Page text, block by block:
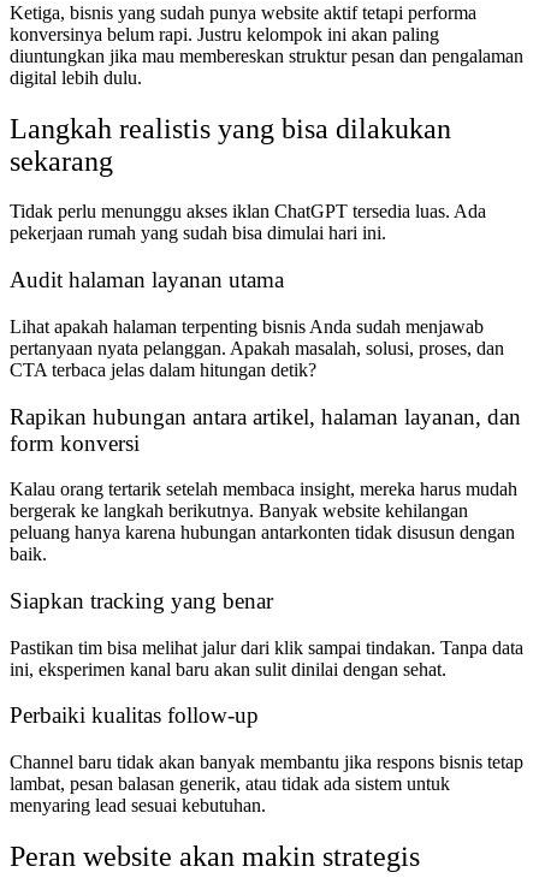
Ketiga, bisnis yang sudah punya website aktif tetapi performa
konversinya belum rapi. Justru kelompok ini akan paling
diuntungkan jika mau membereskan struktur pesan dan pengalaman
digital lebih dulu.
Langkah realistis yang bisa dilakukan
sekarang
Tidak perlu menunggu akses iklan ChatGPT tersedia luas. Ada
pekerjaan rumah yang sudah bisa dimulai hari ini.
Audit halaman layanan utama
Lihat apakah halaman terpenting bisnis Anda sudah menjawab
pertanyaan nyata pelanggan. Apakah masalah, solusi, proses, dan
CTA terbaca jelas dalam hitungan detik?
Rapikan hubungan antara artikel, halaman layanan, dan
form konversi
Kalau orang tertarik setelah membaca insight, mereka harus mudah
bergerak ke langkah berikutnya. Banyak website kehilangan
peluang hanya karena hubungan antarkonten tidak disusun dengan
baik.
Siapkan tracking yang benar
Pastikan tim bisa melihat jalur dari klik sampai tindakan. Tanpa data
ini, eksperimen kanal baru akan sulit dinilai dengan sehat.
Perbaiki kualitas follow-up
Channel baru tidak akan banyak membantu jika respons bisnis tetap
lambat, pesan balasan generik, atau tidak ada sistem untuk
menyaring lead sesuai kebutuhan.
Peran website akan makin strategis